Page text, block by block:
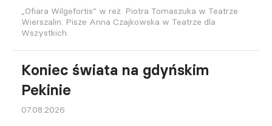
„Ofiara Wilgefortis” w reż. Piotra Tomaszuka w Teatrze
Wierszalin. Pisze Anna Czajkowska w Teatrze dla
Wszystkich.
Koniec świata na gdyńskim
Pekinie
07.08.2026